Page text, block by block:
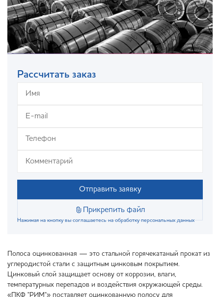
Рассчитать заказ
Отправить заявку
Прикрепить файл
Нажимая на кнопку вы соглашаетесь на обработку персональных данных
Полоса оцинкованная — это стальной горячекатаный прокат из
углеродистой стали с защитным цинковым покрытием.
Цинковый слой защищает основу от коррозии, влаги,
температурных перепадов и воздействия окружающей среды.
«ПКФ "РИМ"» поставляет оцинкованную полосу для